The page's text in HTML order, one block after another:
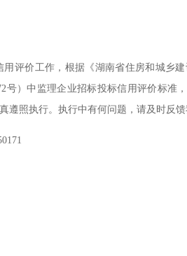
用评价工作，根据《湖南省住房和城乡
号）中监理企业招标投标信用评价标
遵照执行。执行中有何问题，请及时反馈